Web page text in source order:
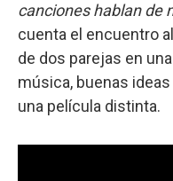
canciones hablan de
cuenta el encuentro
de dos parejas en
música, buenas ideas
una película distinta.